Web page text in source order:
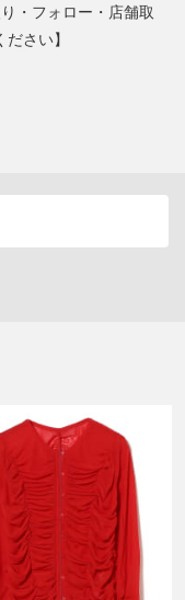
・フォロー・店舗取
さい】